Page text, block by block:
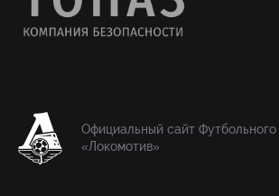
Официальный сайт Футбольного
«Локомотив»